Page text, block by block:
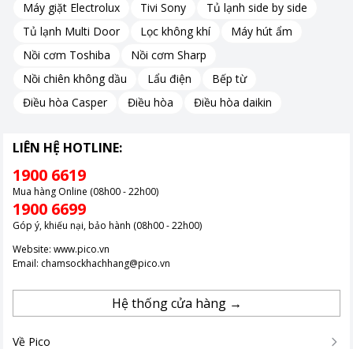
EcoBubble™ – Giặt sạch sâu, bảo vệ sợi vải
Công nghệ EcoBubble™ tạo ra bong bóng siêu mịn, giúp hòa
tan bột giặt nhanh chóng và thẩm thấu sâu vào từng sợi vải.
quả ngay cả ở nhiệt độ thấp, đồng thời giảm thiểu hư tổn cho
quần áo và tiết kiệm năng lượng.
Hygiene Steam – Diệt khuẩn, bảo vệ sức khỏe
và các tác nhân gây dị ứng, bảo vệ làn da nhạy cảm và sức khỏe
của cả gia đình.
Hơi nước được phun trực tiếp từ đáy lồng giặt, đảm bảo làm
sạch sâu và toàn diện cho từng món đồ.
Máy giặt Electrolux
Tivi Sony
Tủ lạnh side by side
Tủ lạnh Multi Door
Lọc không khí
Máy hút ẩm
Nồi cơm Toshiba
Nồi cơm Sharp
Nồi chiên không dầu
Lẩu điện
Bếp từ
Điều hòa Casper
Điều hòa Điều hòa daikin
LIÊN HỆ HOTLINE:
1900 6619
Mua hàng Online (08h00 - 22h00)
1900 6699
Góp ý, khiếu nại, bảo hành (08h00 - 22h00)
Website: www.pico.vn
Email: chamsockhachhang@pico.vn
Hệ thống cửa hàng →
Về Pico